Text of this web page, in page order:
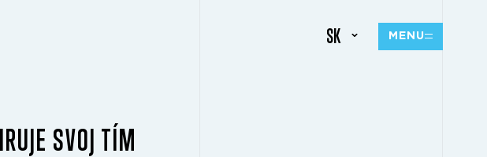
SK MENU
SVOJ TÍM